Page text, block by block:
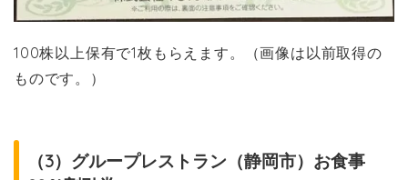
100株以上保有で1枚もらえます。（画像は以前取得の
ものです。）
（3）グループレストラン（静岡市）お食事